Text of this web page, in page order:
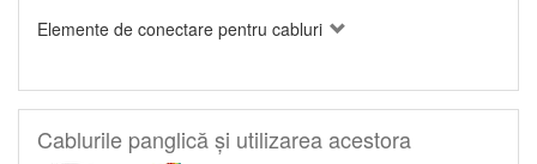
Elemente de conectare pentru cabluri
Cablurile panglică şi utilizarea acestora